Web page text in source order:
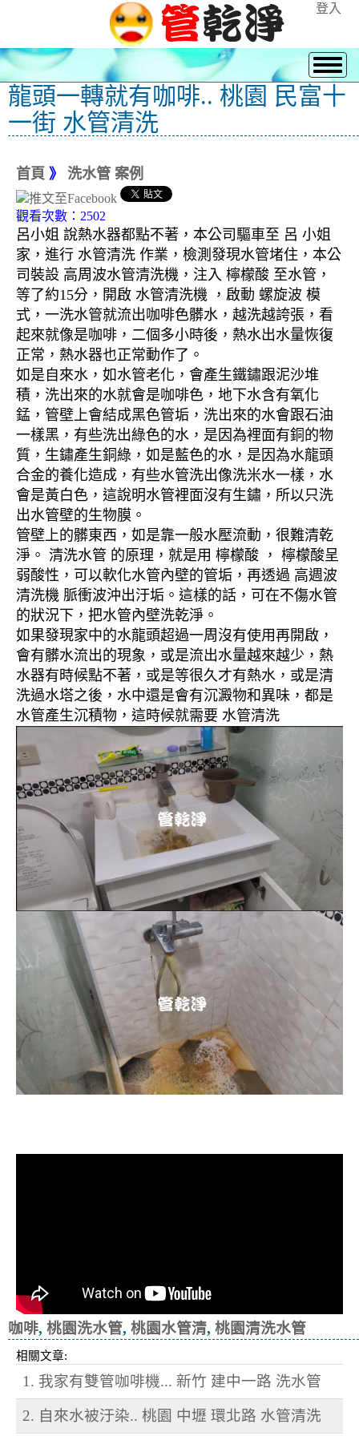
登入
龍頭一轉就有咖啡.. 桃園 民富十
一街 水管清洗
首頁 》 洗水管 案例
觀看次數：2502
呂小姐 說熱水器都點不著，本公司驅車至 呂 小姐
家，進行 水管清洗 作業，檢測發現水管堵住，本公
司裝設 高周波水管清洗機，注入 檸檬酸 至水管，
等了約15分，開啟 水管清洗機 ，啟動 螺旋波 模
式，一洗水管就流出咖啡色髒水，越洗越誇張，看
起來就像是咖啡，二個多小時後，熱水出水量恢復
正常，熱水器也正常動作了。
如是自來水，如水管老化，會產生鐵鏽跟泥沙堆
積，洗出來的水就會是咖啡色，地下水含有氧化
錳，管壁上會結成黑色管垢，洗出來的水會跟石油
一樣黑，有些洗出綠色的水，是因為裡面有銅的物
質，生鏽產生銅綠，如是藍色的水，是因為水龍頭
合金的養化造成，有些水管洗出像洗米水一樣，水
會是黃白色，這說明水管裡面沒有生鏽，所以只洗
出水管壁的生物膜。
管壁上的髒東西，如是靠一般水壓流動，很難清乾
淨。 清洗水管 的原理，就是用 檸檬酸 ， 檸檬酸呈
弱酸性，可以軟化水管內壁的管垢，再透過 高週波
清洗機 脈衝波沖出汙垢。這樣的話，可在不傷水管
的狀況下，把水管內壁洗乾淨。
如果發現家中的水龍頭超過一周沒有使用再開啟，
會有髒水流出的現象，或是流出水量越來越少，熱
水器有時候點不著，或是等很久才有熱水，或是清
洗過水塔之後，水中還是會有沉澱物和異味，都是
水管產生沉積物，這時候就需要 水管清洗
咖啡, 桃園洗水管, 桃園水管清, 桃園清洗水管
相關文章:
1. 我家有雙管咖啡機... 新竹 建中一路 洗水管
2. 自來水被汙染.. 桃園 中壢 環北路 水管清洗